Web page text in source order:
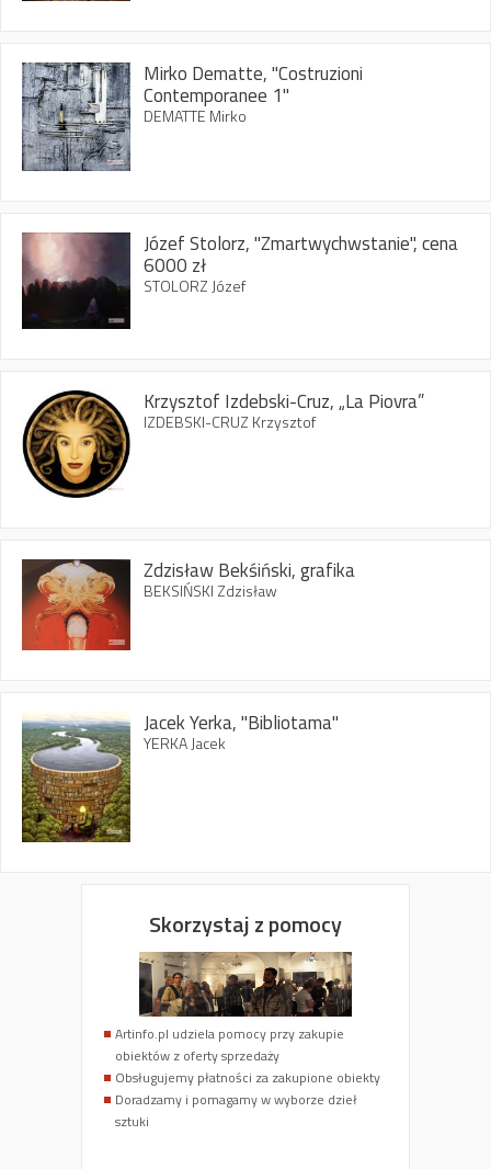
Mirko Dematte, "Costruzioni
Contemporanee 1"
DEMATTE Mirko
Józef Stolorz, "Zmartwychwstanie", cena
6000 zł
STOLORZ Józef
Krzysztof Izdebski-Cruz, „La Piovra”
IZDEBSKI-CRUZ Krzysztof
Zdzisław Bekśiński, grafika
BEKSIŃSKI Zdzisław
Jacek Yerka, "Bibliotama"
YERKA Jacek
Skorzystaj z pomocy
Artinfo.pl udziela pomocy przy zakupie
obiektów z oferty sprzedaży
Obsługujemy płatności za zakupione obiekty
Doradzamy i pomagamy w wyborze dzieł
sztuki